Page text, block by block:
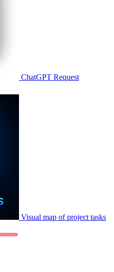
ChatGPT Request
Visual map of project tasks